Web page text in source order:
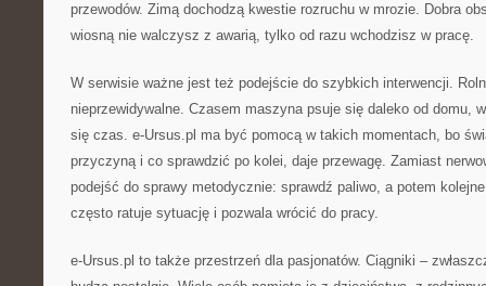
przewodów. Zimą dochodzą kwestie rozruchu w mrozie. Dobra
wiosną nie walczysz z awarią, tylko od razu wchodzisz w pracę.
W serwisie ważne jest też podejście do szybkich interwencji.
nieprzewidywalne. Czasem maszyna psuje się daleko od domu,
się czas. e-Ursus.pl ma być pomocą w takich momentach, bo
przyczyną i co sprawdzić po kolei, daje przewagę. Zamiast
podejść do sprawy metodycznie: sprawdź paliwo, a potem
często ratuje sytuację i pozwala wrócić do pracy.
e-Ursus.pl to także przestrzeń dla pasjonatów. Ciągniki –